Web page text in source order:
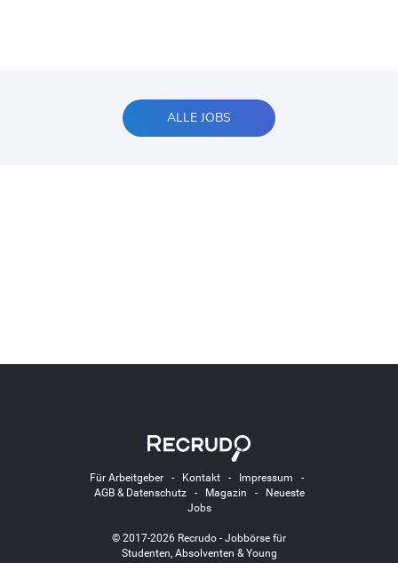
ALLE JOBS
Für Arbeitgeber- Kontakt- Impressum -
AGB & Datenschutz- Magazin -
Neueste
Jobs
© 2017-2026 Recrudo - Jobbörse für
Studenten, Absolventen & Young